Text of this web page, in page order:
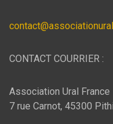
CONTACT COURRIER :
Association Ural France
7 rue Carnot, 45300